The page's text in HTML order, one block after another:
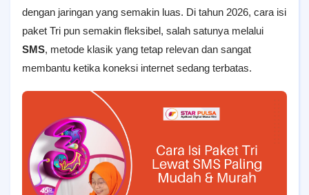
dengan jaringan yang semakin luas. Di tahun 2026, cara isi
paket Tri pun semakin fleksibel, salah satunya melalui
SMS, metode klasik yang tetap relevan dan sangat
membantu ketika koneksi internet sedang terbatas.